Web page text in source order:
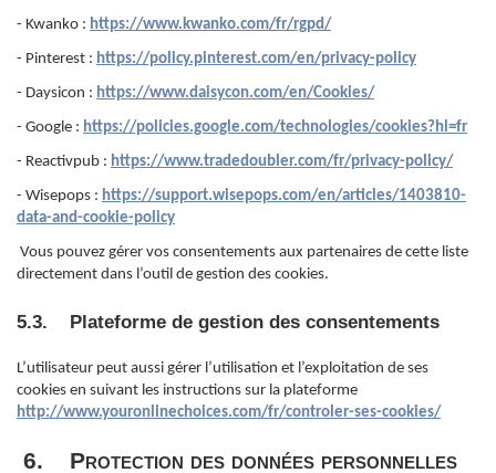
- Kwanko : https://www.kwanko.com/fr/rgpd/
- Pinterest : https://policy.pinterest.com/en/privacy-policy
- Daysicon : https://www.daisycon.com/en/Cookies/
- Google : https://policies.google.com/technologies/cookies?hl=fr
- Reactivpub : https://www.tradedoubler.com/fr/privacy-policy/
- Wisepops : https://support.wisepops.com/en/articles/1403810-
data-and-cookie-policy
Vous pouvez gérer vos consentements aux partenaires de cette liste
directement dans l’outil de gestion des cookies.
5.3. Plateforme de gestion des consentements
L’utilisateur peut aussi gérer l’utilisation et l’exploitation de ses
cookies en suivant les instructions sur la plateforme
http://www.youronlinechoices.com/fr/controler-ses-cookies/
6. Protection des données personnelles